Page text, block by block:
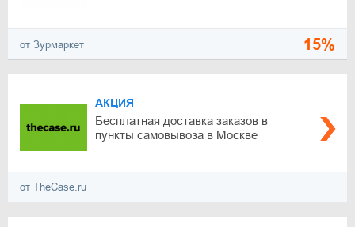
от Зурмаркет 15%
АКЦИЯ
Бесплатная доставка заказов в
пункты самовывоза в Москве
от TheCase.ru